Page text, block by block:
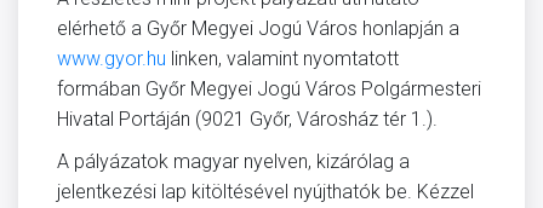
elérhető a Győr Megyei Jogú Város honlapján a
www.gyor.hu linken, valamint nyomtatott
formában Győr Megyei Jogú Város Polgármesteri
Hivatal Portáján (9021 Győr, Városház tér 1.).
A pályázatok magyar nyelven, kizárólag a
jelentkezési lap kitöltésével nyújthatók be. Kézzel